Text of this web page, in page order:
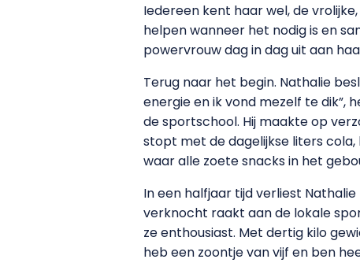
Iedereen kent haar wel, de
helpen wanneer het nodig is en
powervrouw dag in dag uit aan
Terug naar het begin. Nathalie
energie en ik vond mezelf te dik”,
de sportschool. Hij maakte op
stopt met de dagelijkse liters cola,
waar alle zoete snacks in het
In een halfjaar tijd verliest
verknocht raakt aan de lokale
ze enthousiast. Met dertig kilo
heb een zoontje van vijf en ben